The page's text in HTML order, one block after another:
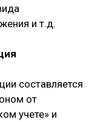
и т.д.
составляется
от
учете» и